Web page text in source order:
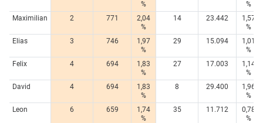
%
%
Maximilian
2 771
2,04
%
14 23.442
1,57
%
Elias
3 746
1,97
%
29 15.094
1,01
%
Felix
4 694
1,83
%
27 17.003
1,14
%
David
4 694
1,83
%
8 29.400
1,96
%
Leon
6 659
1,74
%
35 11.712
0,78
%